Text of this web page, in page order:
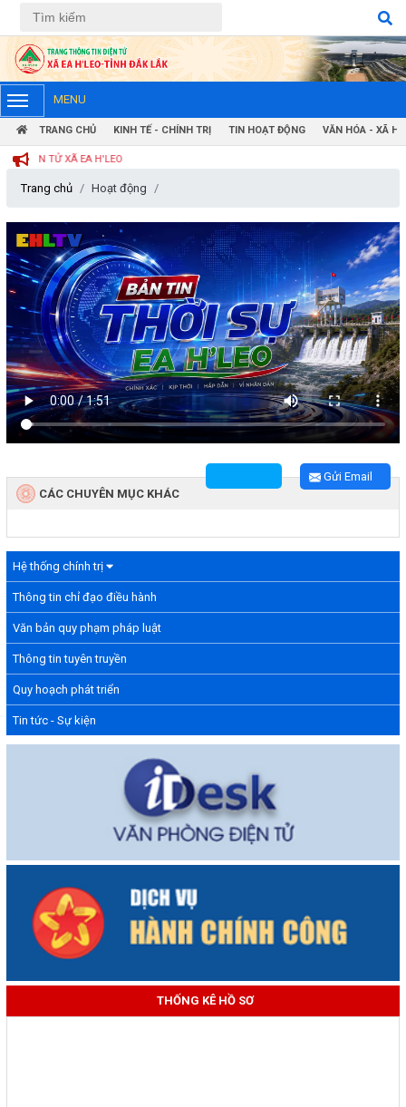
Tiếng Việt Tiếng Anh
MENU
TRANG CHỦ KINH TẾ - CHÍNH TRỊ TIN HOẠT ĐỘNG VĂN HÓA - XÃ
TỬ XÃ EA H'LEO
Hệ thống chính trị
Thông tin chỉ đạo điều hành
Văn bản quy phạm pháp luật
Thông tin tuyên truyền
Quy hoạch phát triển
Tin tức - Sự kiện
THỐNG KÊ HỒ SƠ
Trang chủ Hoạt động
Gửi Email
CÁC CHUYÊN MỤC KHÁC